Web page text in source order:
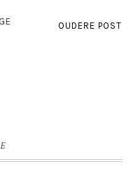
OUDERE POST